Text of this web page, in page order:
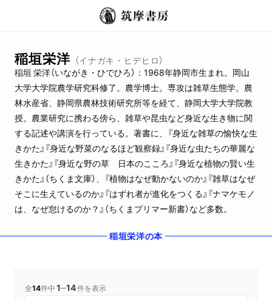
稲垣栄洋 （イナガキ・ヒデヒロ）
稲垣 栄洋（いながき・ひでひろ）：1968年静岡市生まれ。岡山
大学大学院農学研究科修了。農学博士。専攻は雑草生態学。農
林水産省、静岡県農林技術研究所等を経て、静岡大学大学院教
授。農業研究に携わる傍ら、雑草や昆虫など身近な生き物に関
する記述や講演を行っている。著書に、『身近な雑草の愉快な生
きかた』『身近な野菜のなるほど観察録』『身近な虫たちの華麗な
生きかた』『身近な野の草 日本のこころ』『身近な植物の賢い生
きかた』（ちくま文庫）、『植物はなぜ動かないのか』『雑草はなぜ
そこに生えているのか』『はずれ者が進化をつくる』『ナマケモノ
は、なぜ怠けるのか？』（ちくまプリマー新書）など多数。
稲垣栄洋の本
全14件中1─14件を表示